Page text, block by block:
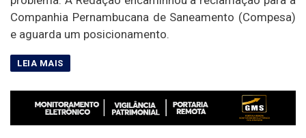
Companhia Pernambucana de Saneamento (Compesa)
e aguarda um posicionamento.